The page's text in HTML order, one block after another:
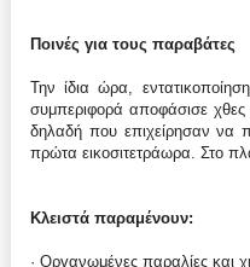
Ποινές για τους παραβάτες
Την ίδια ώρα,
συμπεριφορά αποφάσισε
δηλαδή που επιχείρησαν να
πρώτα εικοσιτετράωρα. Στο
Κλειστά παραμένουν:
· Οργανωμένες παραλίες και